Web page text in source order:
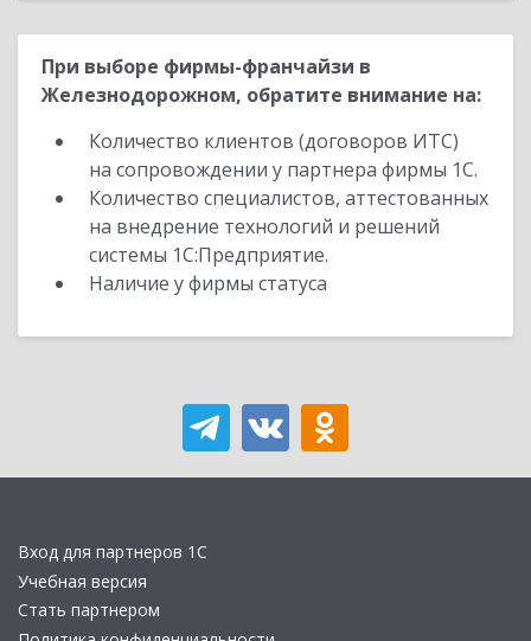
При выборе фирмы-франчайзи в
Железнодорожном, обратите внимание на:
Количество клиентов (договоров ИТС)
на сопровождении у партнера фирмы 1С.
Количество специалистов, аттестованных
на внедрение технологий и решений
системы 1С:Предприятие.
Наличие у фирмы статуса
Вход для партнеров 1С
Учебная версия
Стать партнером